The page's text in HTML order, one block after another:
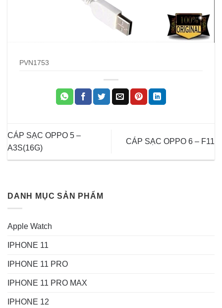
PVN1753
CÁP SẠC OPPO 5 –
A3S(16G)
CÁP SẠC OPPO 6 – F11
DANH MỤC SẢN PHẨM
Apple Watch
IPHONE 11
IPHONE 11 PRO
IPHONE 11 PRO MAX
IPHONE 12